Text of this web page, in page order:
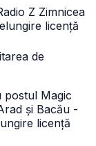
Z Zimnicea
licență
de
postul Magic
și Bacău -
licență